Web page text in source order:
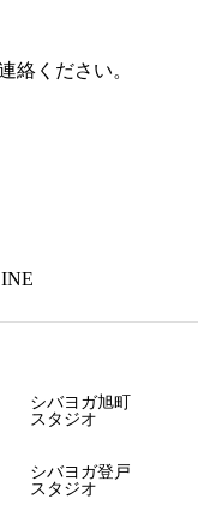
絡ください。
シバヨガ旭町
スタジオ
シバヨガ登戸
スタジオ